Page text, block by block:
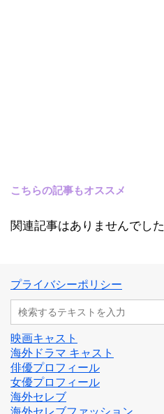
こちらの記事もオススメ
関連記事はありませんでした
プライバシーポリシー
映画キャスト
海外ドラマ キャスト
俳優プロフィール
女優プロフィール
海外セレブ
海外セレブファッション